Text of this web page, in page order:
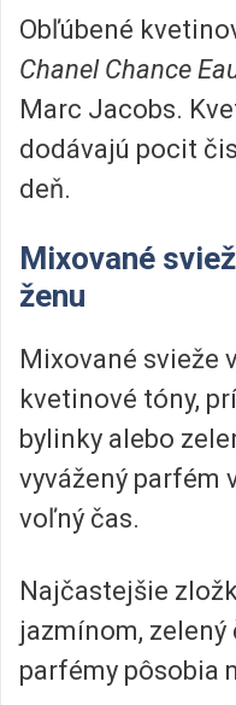
Obľúbené
Chanel Chance
Marc Jacobs.
dodávajú pocit
deň.
Mixované
ženu
Mixované svieže
kvetinové tóny,
bylinky alebo
vyvážený parfém
voľný čas.
Najčastejšie
jazmínom,
parfémy pôsobia